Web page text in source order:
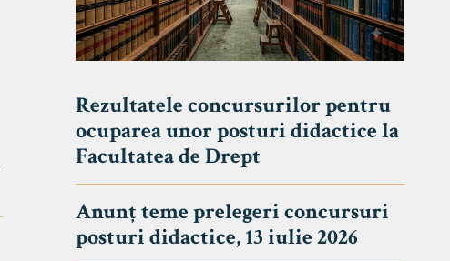
Rezultatele concursurilor pentru
ocuparea unor posturi didactice la
Facultatea de Drept
Anunț teme prelegeri concursuri
posturi didactice, 13 iulie 2026